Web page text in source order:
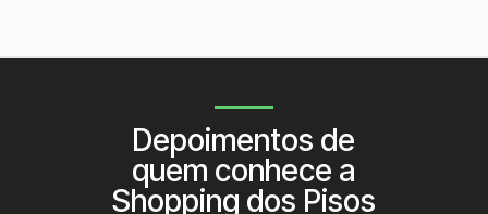
Depoimentos de
quem conhece a
Shopping dos Pisos